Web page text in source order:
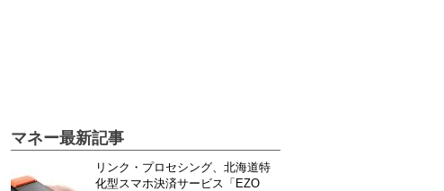
マネー最新記事
リンク・プロセシング、北海道特
化型スマホ決済サービス「EZO